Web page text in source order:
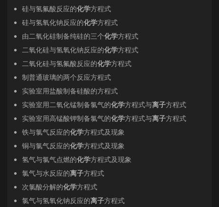
硅与氢氟酸反应的化学方程式
硅与氢氧化钠反应的化学方程式
由二氧化硅制备纯硅的三个化学方程式
二氧化硅与氢氧化钠反应的化学方程式
二氧化硅与氢氟酸反应的化学方程式
制普通玻璃的两个反应方程式
实验室用盐酸制备硅酸的方程式
实验室用二氧化锰制备氯气的化学方程式与离子方程式
实验室用高锰酸钾制备氯气的化学方程式与离子方程式
铁与氯气反应的化学方程式及现象
铜与氯气反应的化学方程式及现象
氢气与氯气点燃的化学方程式及现象
氯气与水反应的离子方程式
次氯酸分解的化学方程式
氯气与氢氧化钠反应的离子方程式